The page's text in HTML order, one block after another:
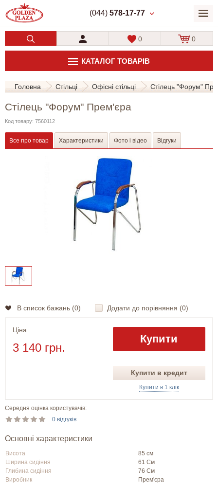
(044) 578-17-77
КАТАЛОГ ТОВАРІВ
0 0
Головна Стільці Офісні стільці Стілець "Форум"
Стілець "Форум" Прем'єра
Код товару: 7560112
Все про товар Характеристики Фото і відео Відгуки
В список бажань (0) Додати до порівняння (0)
Ціна
3 140 грн.
Купити
Купити в кредит
Купити в 1 клік
Середня оцінка користувачів:
0 відгуків
Основні характеристики
Висота
85 см
Ширина сидіння
61 См
Глибина сидіння
76 См
Виробник
Прем'єра